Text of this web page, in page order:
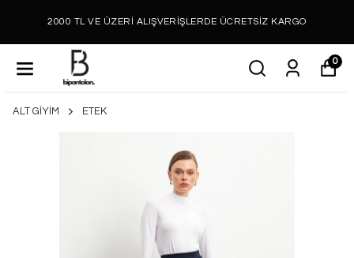
2000 TL VE ÜZERİ ALIŞVERİŞLERDE ÜCRETSİZ KARGO
0
ALT GİYİM ETEK